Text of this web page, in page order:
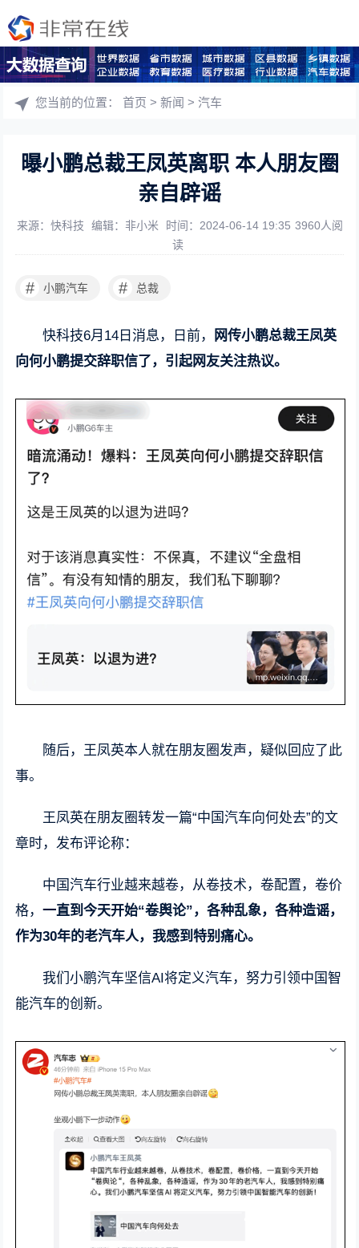
您当前的位置：首页 >新闻 >汽车
曝小鹏总裁王凤英离职 本人朋友圈
亲自辟谣
来源：快科技 编辑：非小米 时间：2024-06-14 19:35 3960人阅
读
# 小鹏汽车 # 总裁
快科技6月14日消息，日前，
网传小鹏总裁王凤英
向何小鹏提交辞职信了，引起网友关注热议。
随后，王凤英本人就在朋友圈发声，疑似回应了此
事。
王凤英在朋友圈转发一篇“中国汽车向何处去”的文
章时，发布评论称：
中国汽车行业越来越卷，从卷技术，卷配置，卷价
格，一直到今天开始“卷舆论”，各种乱象，各种造谣，
作为30年的老汽车人，我感到特别痛心。
我们小鹏汽车坚信AI将定义汽车，努力引领中国智
能汽车的创新。